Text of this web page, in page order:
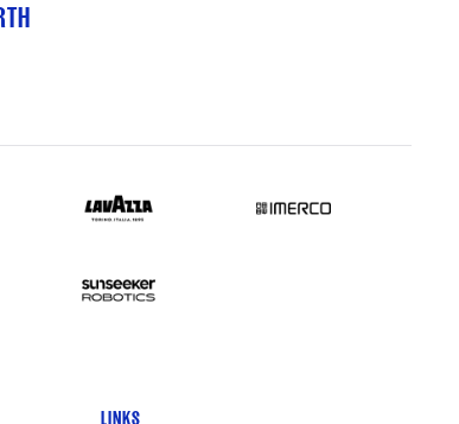
LINKS